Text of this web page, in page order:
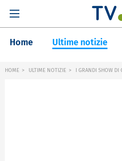
Home Ultime notizie
HOME ULTIME NOTIZIE I GRANDI SHOW DI